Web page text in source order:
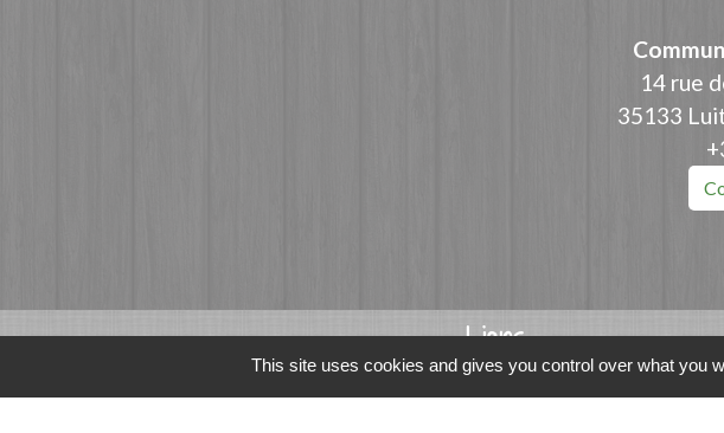
14 rue
35133
Liens
Fougères Agglomération
This site uses cookies and gives you control over what you